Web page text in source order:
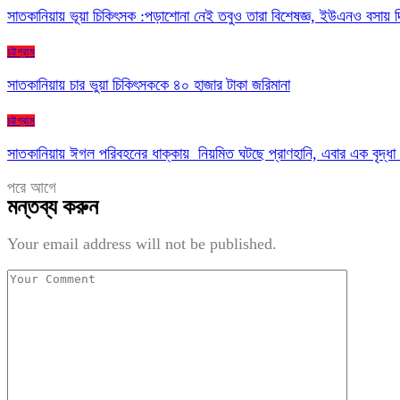
সাতকানিয়ায় ভূয়া চিকিৎসক :পড়াশোনা নেই তবুও তারা বিশেষজ্ঞ, ইউএনও বসায়
চট্টগ্রাম
সাতকানিয়ায় চার ভুয়া চিকিৎসককে ৪০ হাজার টাকা জরিমানা
চট্টগ্রাম
সাতকানিয়ায় ঈগল পরিবহনের ধাক্কায় নিয়মিত ঘটছে প্রাণহানি, এবার এক
পরে আগে
মন্তব্য করুন
Your email address will not be published.